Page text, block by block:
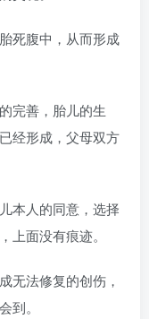
死腹中，从而形成
完善，胎儿的生
经形成，父母双方
本人的同意，选择
上面没有痕迹。
无法修复的创伤，
到。